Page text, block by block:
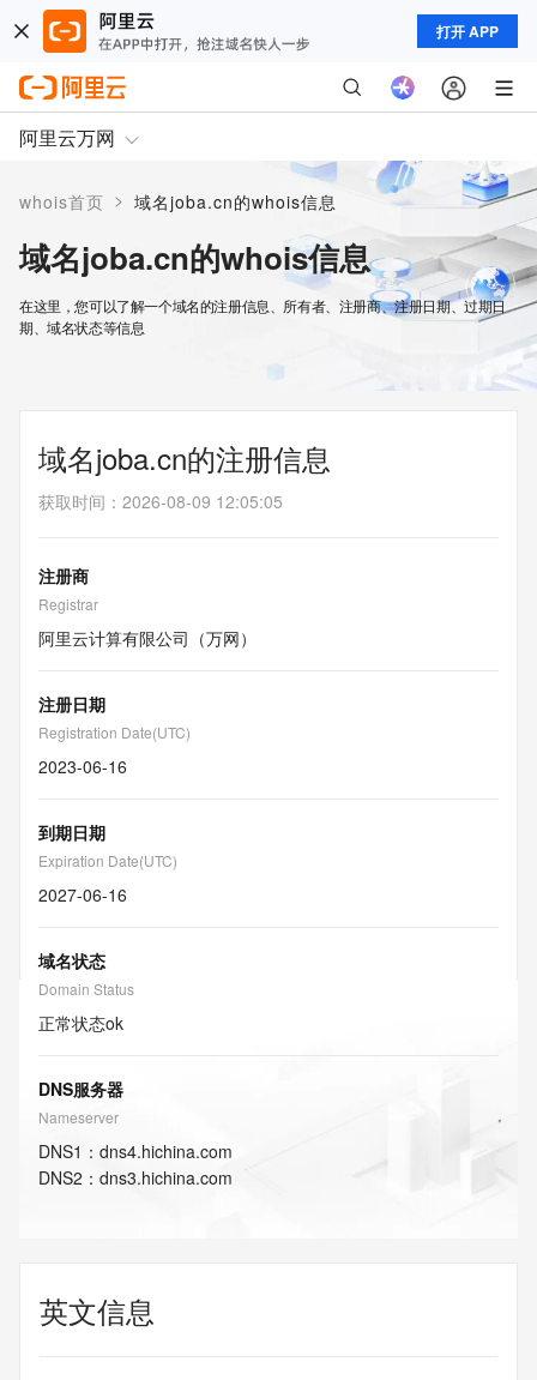
打开 APP
阿里云万网
whois首页 > 域名joba.cn的whois信息
域名joba.cn的whois信息
在这里，您可以了解一个域名的注册信息、所有者、注册商、注册日期、过期日
期、域名状态等信息
域名joba.cn的注册信息
获取时间 ： 2026-08-09 12:05:05
注册商
Registrar
阿里云计算有限公司（万网）
注册日期
Registration Date(UTC)
2023-06-16
到期日期
Expiration Date(UTC)
2027-06-16
域名状态
Domain Status
正常状态ok
DNS服务器
Nameserver
DNS1 ： dns4.hichina.com
DNS2 ： dns3.hichina.com
英文信息